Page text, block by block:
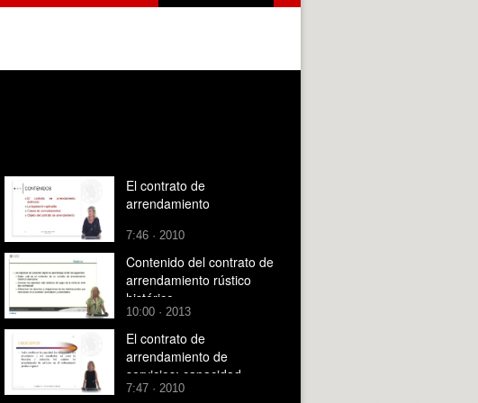
El contrato de
arrendamiento
7:46 · 2010
Contenido del contrato de
arrendamiento rústico
histórico
10:00 · 2013
El contrato de
arrendamiento de
servicios: capacidad,
obligaciones del
7:47 · 2010